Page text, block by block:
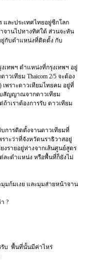
ะประเทศไทยอยู่ซีกโลก
จานไปทางทิศใต้ ส่วนจะหัน
กับตำแหน่งที่ติดตั้ง กับ
พฯ ตำแหน่งที่กรุงเทพฯ อยู่
าวเทียม Thaicom 2/5 จะต้อง
พราะดาวเทียมไทยคม อยู่ที่
บสัญญาณจากดาวเทียม
ถ้าเราต้องการรับ ดาวเทียม
ารติดตั้งจานดาวเทียมที่
าะว่าที่จังหวัดนราธิวาสอยู่
งรายอยู่ห่างจากเส้นศูนย์สูตร
ละตำแหน่ง หรือพื้นที่ก็ยังไม่
มก้มเงย และมุมส่ายหน้าจาน
?
รับ พื้นที่นั้นมีค่าไหร่